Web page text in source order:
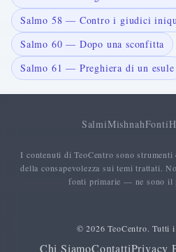
Salmo 58 — Contro i giudici
Salmo 60 — Dopo una sconfitta
Salmo 61 — Preghiera di un esule
SalmiMishnahFonti
I contenuti di TeoCentro sono
della consapevolezza sui temi trattati.
fonti primarie — ne sono il
© 2026 TeoCentro. Tutti
Chi SiamoContattiPrivacy